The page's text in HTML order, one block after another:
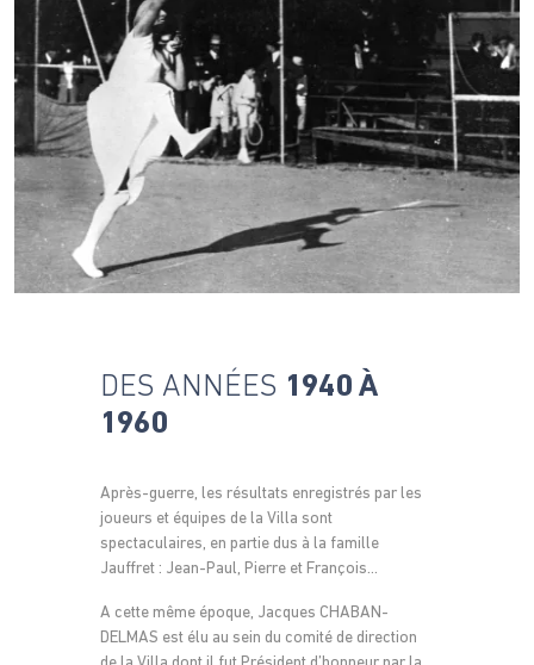
DES ANNÉES 1940 À
1960
Après-guerre, les résultats enregistrés par les
joueurs et équipes de la Villa sont
spectaculaires, en partie dus à la famille
Jauffret : Jean-Paul, Pierre et François…
A cette même époque, Jacques CHABAN-
DELMAS est élu au sein du comité de direction